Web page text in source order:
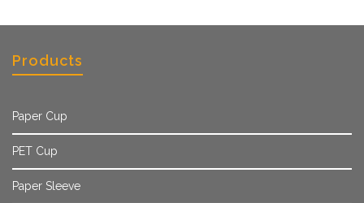
Products
Paper Cup
PET Cup
Paper Sleeve